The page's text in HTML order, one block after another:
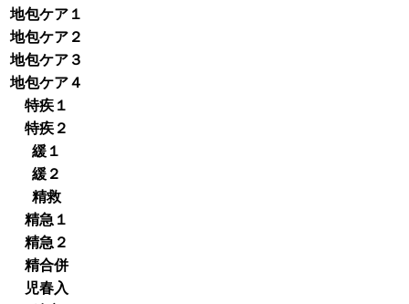
地包ケア１
地包ケア２
地包ケア３
地包ケア４
特疾１
特疾２
緩１
緩２
精救
精急１
精急２
精合併
児春入